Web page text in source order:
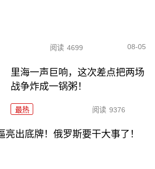
阅读 4699 08-05
里海一声巨响，这次差点把两场
战争炸成一锅粥！
最热 阅读 9376
亮出底牌！俄罗斯要干大事了！